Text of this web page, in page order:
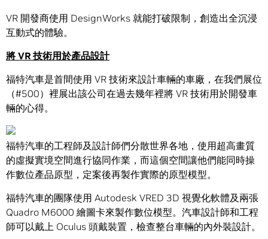
VR 開發商使用 DesignWorks 就能打破限制，創造出全沉浸
互動式的體驗。
將 VR 技術用於產品設計
福特汽車是首間使用 VR 技術來設計車輛的車廠，在我們展位
（#500）裡展出該公司在過去幾年裡將 VR 技術用於開發車
輛的心得。
福特汽車的工程師及設計師們分散世界各地，使用超高畫質
的虛擬實境空間進行協同作業，而這個空間讓他們能同時操
作數位產品原型，定案後再製作實際的原型模型。
福特汽車的團隊使用 Autodesk VRED 3D 視覺化軟體及兩張
Quadro M6000 繪圖卡來製作數位模型。汽車設計師和工程
師可以戴上 Oculus 頭戴裝置，檢查整台車輛的內外裝設計。